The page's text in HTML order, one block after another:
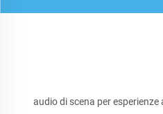
audio di scena per